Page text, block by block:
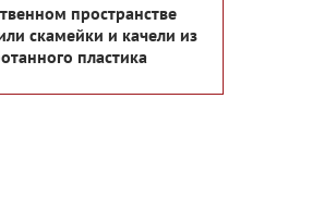
пространстве
скамейки и качели из
пластика